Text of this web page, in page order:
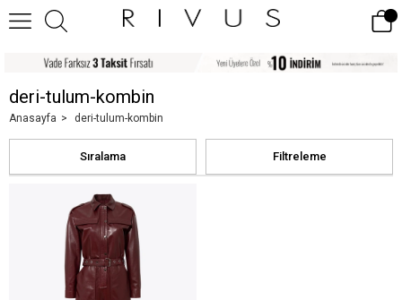
deri-tulum-kombin
Anasayfa deri-tulum-kombin
Filtreleme
Sıralama